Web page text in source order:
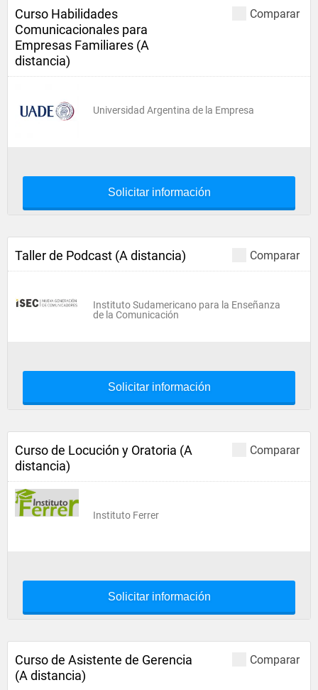
Comparar
Curso Habilidades
Comunicacionales para
Empresas Familiares (A
distancia)
Universidad Argentina de la Empresa
Solicitar información
Comparar
Taller de Podcast (A distancia)
Instituto Sudamericano para la Enseñanza
de la Comunicación
Solicitar información
Comparar
Curso de Locución y Oratoria (A
distancia)
Instituto Ferrer
Solicitar información
Comparar
Curso de Asistente de Gerencia
(A distancia)